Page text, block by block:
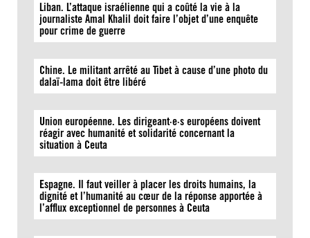
Liban. L’attaque israélienne qui a coûté la vie à la
journaliste Amal Khalil doit faire l’objet d’une enquête
pour crime de guerre
Chine. Le militant arrêté au Tibet à cause d’une photo du
dalaï-lama doit être libéré
Union européenne. Les dirigeant·e·s européens doivent
réagir avec humanité et solidarité concernant la
situation à Ceuta
Espagne. Il faut veiller à placer les droits humains, la
dignité et l’humanité au cœur de la réponse apportée à
l’afflux exceptionnel de personnes à Ceuta